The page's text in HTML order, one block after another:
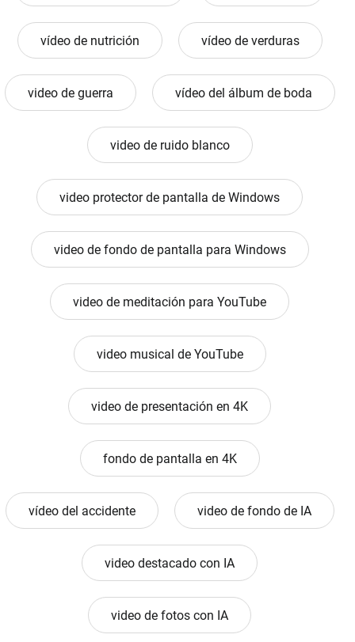
vídeo de nutrición vídeo de verduras
video de guerra vídeo del álbum de boda
video de ruido blanco
video protector de pantalla de Windows
video de fondo de pantalla para Windows
video de meditación para YouTube
video musical de YouTube
video de presentación en 4K
fondo de pantalla en 4K
vídeo del accidente video de fondo de IA
video destacado con IA
video de fotos con IA